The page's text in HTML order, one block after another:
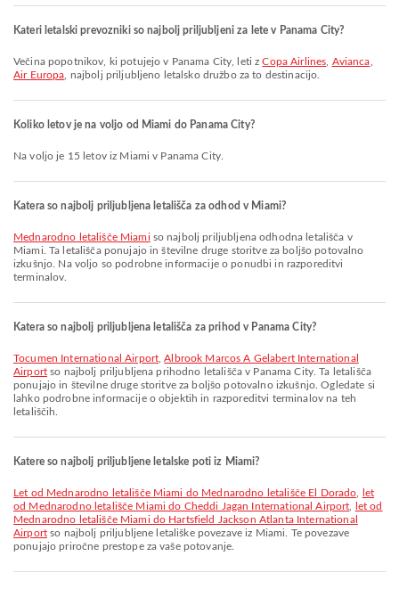
Kateri letalski prevozniki so najbolj priljubljeni za lete v Panama City?
Večina popotnikov, ki potujejo v Panama City, leti zCopa Airlines Avianca
Air Europa , najbolj priljubljeno letalsko družbo za to destinacijo.
Koliko letov je na voljo od Miami do Panama City?
Na voljo je 15 letov iz Miami v Panama City.
Katera so najbolj priljubljena letališča za odhod v Miami?
Mednarodno letališče Miami so najbolj priljubljena odhodna letališča v
Miami. Ta letališča ponujajo in številne druge storitve za boljšo potovalno
izkušnjo. Na voljo so podrobne informacije o ponudbi in razporeditvi
terminalov.
Katera so najbolj priljubljena letališča za prihod v Panama City?
Tocumen International Airport ,Albrook Marcos A Gelabert International
Airportso najbolj priljubljena prihodno letališča v Panama City. Ta letališča
ponujajo in številne druge storitve za boljšo potovalno izkušnjo. Ogledate si
lahko podrobne informacije o objektih in razporeditvi terminalov na teh
letališčih.
Katere so najbolj priljubljene letalske poti iz Miami?
let od Mednarodno letališče Miami do Mednarodno letališče El Dorado
let
od Mednarodno letališče Miami do Cheddi Jagan International Airport
let od
Mednarodno letališče Miami do Hartsfield Jackson Atlanta International
Airportso najbolj priljubljene letališke povezave iz Miami. Te povezave
ponujajo priročne prestope za vaše potovanje.